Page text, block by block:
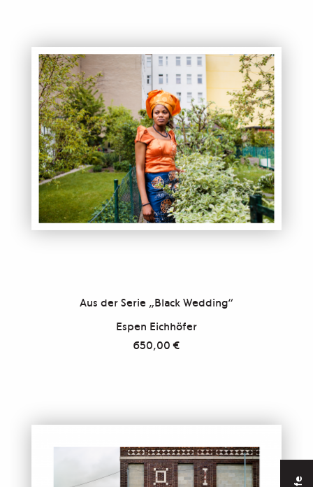
Aus der Serie „Black Wedding“
Espen Eichhöfer
650,00€